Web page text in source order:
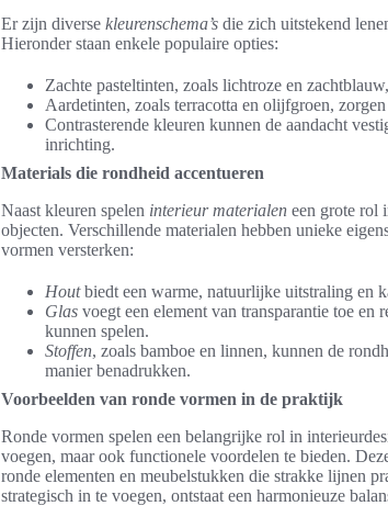
Er zijn diverse kleurenschema’s die zich uitstekend
Hieronder staan enkele populaire opties:
Zachte pasteltinten, zoals lichtroze en
Aardetinten, zoals terracotta en olijfgroen,
Contrasterende kleuren kunnen de aandacht
inrichting.
Materials die rondheid accentueren
Naast kleuren spelen interieur materialen een grote rol
objecten. Verschillende materialen hebben unieke
vormen versterken:
Houtbiedt een warme, natuurlijke uitstraling en
Glas voegt een element van transparantie toe
kunnen spelen.
Stoffen, zoals bamboe en linnen, kunnen de
manier benadrukken.
Voorbeelden van ronde vormen in de praktijk
Ronde vormen spelen een belangrijke rol in
voegen, maar ook functionele voordelen te bieden.
ronde elementen en meubelstukken die strakke lijnen
strategisch in te voegen, ontstaat een harmonieuze